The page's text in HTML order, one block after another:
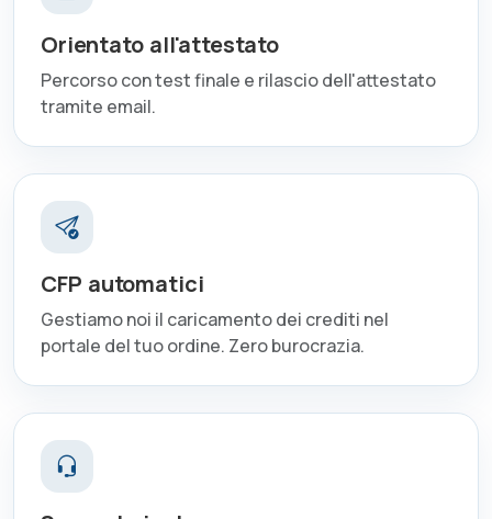
Orientato all'attestato
Percorso con test finale e rilascio dell'attestato
tramite email.
CFP automatici
Gestiamo noi il caricamento dei crediti nel
portale del tuo ordine. Zero burocrazia.